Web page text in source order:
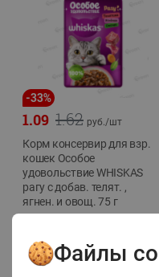
-33%
1.62
1.09 руб./шт
Корм консервир для взр.
кошек Особое
удовольствие WHISKAS
рагу с добав. телят. ,
ягнен. и овощ. 75 г
Файлы